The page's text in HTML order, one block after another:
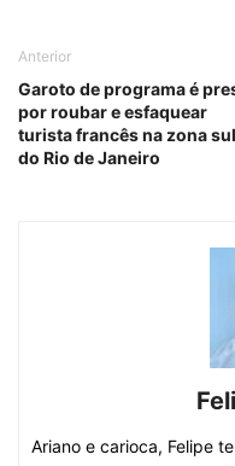
Anterior
Garoto de programa é
por roubar e esfaquear
turista francês na zona sul
do Rio de Janeiro
Ariano e carioca, Felipe